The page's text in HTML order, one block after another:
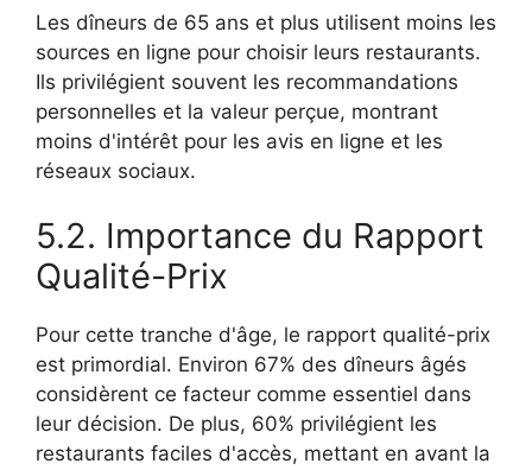
Les dîneurs de 65 ans et plus utilisent moins les
sources en ligne pour choisir leurs restaurants.
Ils privilégient souvent les recommandations
personnelles et la valeur perçue, montrant
moins d'intérêt pour les avis en ligne et les
réseaux sociaux.
5.2. Importance du Rapport
Qualité-Prix
Pour cette tranche d'âge, le rapport qualité-prix
est primordial. Environ 67% des dîneurs âgés
considèrent ce facteur comme essentiel dans
leur décision. De plus, 60% privilégient les
restaurants faciles d'accès, mettant en avant la